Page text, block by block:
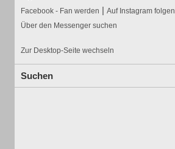
Facebook - Fan werden | Auf Instagram folgen
Über den Messenger suchen
Zur Desktop-Seite wechseln
Suchen